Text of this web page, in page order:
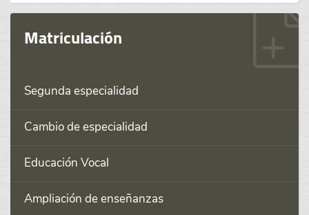
Matriculación
Segunda especialidad
Cambio de especialidad
Educación Vocal
Ampliación de enseñanzas